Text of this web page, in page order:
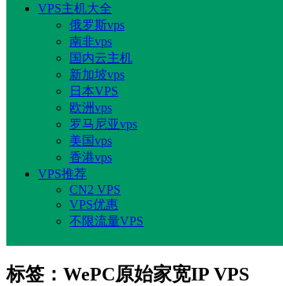
VPS主机大全
俄罗斯vps
南非vps
国内云主机
新加坡vps
日本VPS
欧洲vps
罗马尼亚vps
美国vps
香港vps
VPS推荐
CN2 VPS
VPS优惠
不限流量VPS
标签：WePC原始家宽IP VPS